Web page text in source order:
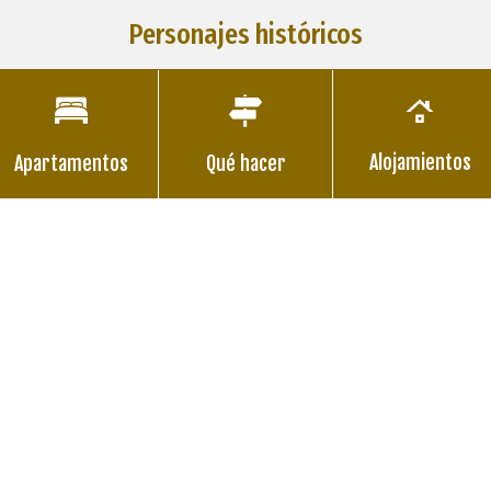
Personajes históricos
Apartamentos Qué hacer Alojamientos